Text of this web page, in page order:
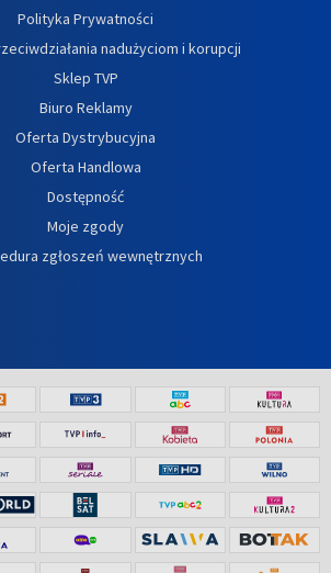
Polityka Prywatności
nadużyciom i korupcji
Sklep TVP
Biuro Reklamy
Oferta Dystrybucyjna
Oferta Handlowa
Dostępność
Moje zgody
zgłoszeń wewnętrznych